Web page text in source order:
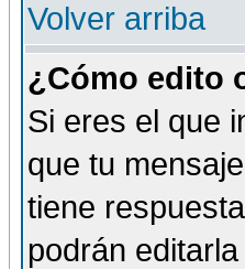
Volver arriba
¿Cómo edito
Si eres el que
que tu
tiene
podrán